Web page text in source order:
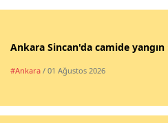
Samsun
Ankara Sincan'da camide
#Ankara / 01 Ağustos 2026